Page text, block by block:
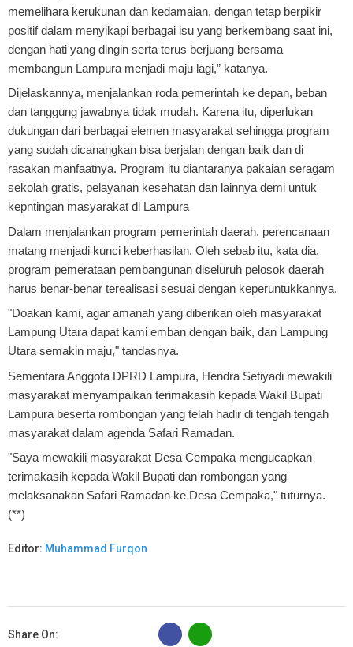
memelihara kerukunan dan kedamaian, dengan tetap berpikir
positif dalam menyikapi berbagai isu yang berkembang saat ini,
dengan hati yang dingin serta terus berjuang bersama
membangun Lampura menjadi maju lagi,” katanya.
Dijelaskannya, menjalankan roda pemerintah ke depan, beban
dan tanggung jawabnya tidak mudah. Karena itu, diperlukan
dukungan dari berbagai elemen masyarakat sehingga program
yang sudah dicanangkan bisa berjalan dengan baik dan di
rasakan manfaatnya. Program itu diantaranya pakaian seragam
sekolah gratis, pelayanan kesehatan dan lainnya demi untuk
kepntingan masyarakat di Lampura
Dalam menjalankan program pemerintah daerah, perencanaan
matang menjadi kunci keberhasilan. Oleh sebab itu, kata dia,
program pemerataan pembangunan diseluruh pelosok daerah
harus benar-benar terealisasi sesuai dengan keperuntukkannya.
"Doakan kami, agar amanah yang diberikan oleh masyarakat
Lampung Utara dapat kami emban dengan baik, dan Lampung
Utara semakin maju," tandasnya.
Sementara Anggota DPRD Lampura, Hendra Setiyadi mewakili
masyarakat menyampaikan terimakasih kepada Wakil Bupati
Lampura beserta rombongan yang telah hadir di tengah tengah
masyarakat dalam agenda Safari Ramadan.
"Saya mewakili masyarakat Desa Cempaka mengucapkan
terimakasih kepada Wakil Bupati dan rombongan yang
melaksanakan Safari Ramadan ke Desa Cempaka," tuturnya.
(**)
Editor: Muhammad Furqon
Share On:
B